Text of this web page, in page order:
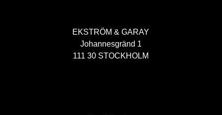
EKSTRÖM & GARAY
Johannesgränd 1
111 30 STOCKHOLM